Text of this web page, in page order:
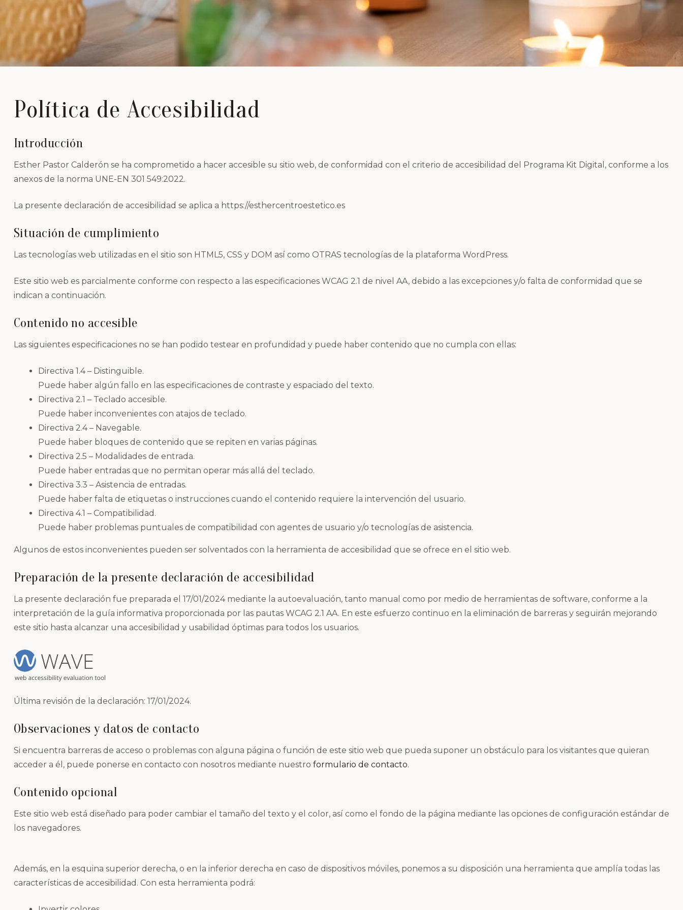
Política de Accesibilidad
Introducción
Esther Pastor Calderón se ha comprometido a hacer accesible su sitio web, de conformidad con el criterio de accesibilidad del Programa Kit Digital, conforme a los
anexos de la norma UNE-EN 301 549:2022.
La presente declaración de accesibilidad se aplica a https://esthercentroestetico.es
Situación de cumplimiento
Las tecnologías web utilizadas en el sitio son HTML5, CSS y DOM así como OTRAS tecnologías de la plataforma WordPress.
Este sitio web es parcialmente conforme con respecto a las especificaciones WCAG 2.1 de nivel AA, debido a las excepciones y/o falta de conformidad que se
indican a continuación.
Contenido no accesible
Las siguientes especificaciones no se han podido testear en profundidad y puede haber contenido que no cumpla con ellas:
Directiva 1.4 – Distinguible.
Puede haber algún fallo en las especificaciones de contraste y espaciado del texto.
Directiva 2.1 – Teclado accesible.
Puede haber inconvenientes con atajos de teclado.
Directiva 2.4 – Navegable.
Puede haber bloques de contenido que se repiten en varias páginas.
Directiva 2.5 – Modalidades de entrada.
Puede haber entradas que no permitan operar más allá del teclado.
Directiva 3.3 – Asistencia de entradas.
Puede haber falta de etiquetas o instrucciones cuando el contenido requiere la intervención del usuario.
Directiva 4.1 – Compatibilidad.
Puede haber problemas puntuales de compatibilidad con agentes de usuario y/o tecnologías de asistencia.
Algunos de estos inconvenientes pueden ser solventados con la herramienta de accesibilidad que se ofrece en el sitio web.
Preparación de la presente declaración de accesibilidad
La presente declaración fue preparada el 17/01/2024 mediante la autoevaluación, tanto manual como por medio de herramientas de software, conforme a la
interpretación de la guía informativa proporcionada por las pautas WCAG 2.1 AA. En este esfuerzo continuo en la eliminación de barreras y seguirán mejorando
este sitio hasta alcanzar una accesibilidad y usabilidad óptimas para todos los usuarios.
Última revisión de la declaración: 17/01/2024.
Observaciones y datos de contacto
Si encuentra barreras de acceso o problemas con alguna página o función de este sitio web que pueda suponer un obstáculo para los visitantes que quieran
acceder a él, puede ponerse en contacto con nosotros mediante nuestro formulario de contacto.
Contenido opcional
Este sitio web está diseñado para poder cambiar el tamaño del texto y el color, así como el fondo de la página mediante las opciones de configuración estándar de
los navegadores.
Además, en la esquina superior derecha, o en la inferior derecha en caso de dispositivos móviles, ponemos a su disposición una herramienta que amplía todas las
características de accesibilidad. Con esta herramienta podrá: